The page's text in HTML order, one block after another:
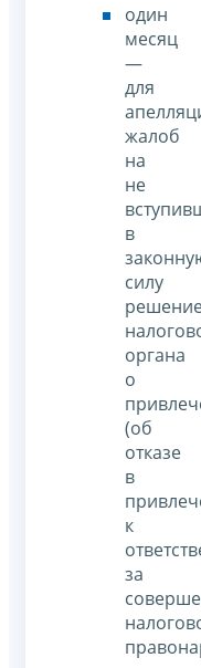
один
месяц
—
для
жалоб
на
не
в
силу
органа
о
(об
отказе
в
к
за